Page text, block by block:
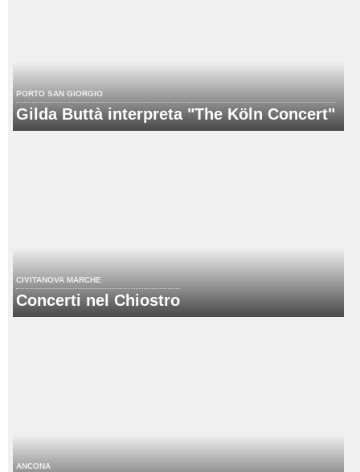
PORTO SAN GIORGIO
Gilda Buttà interpreta "The Köln Concert"
CIVITANOVA MARCHE
Concerti nel Chiostro
ANCONA